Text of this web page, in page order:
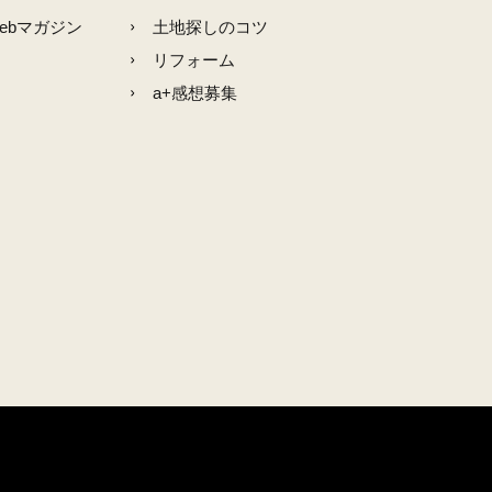
マガジン
土地探しのコツ
リフォーム
a+感想募集